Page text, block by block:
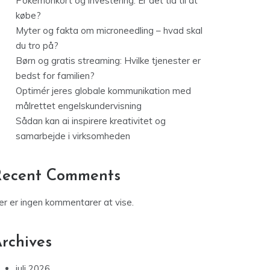
købe?
Myter og fakta om microneedling – hvad skal
du tro på?
Børn og gratis streaming: Hvilke tjenester er
bedst for familien?
Optimér jeres globale kommunikation med
målrettet engelskundervisning
Sådan kan ai inspirere kreativitet og
samarbejde i virksomheden
Comments
er ingen kommentarer at vise.